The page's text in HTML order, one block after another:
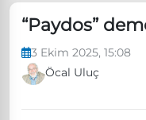
Özgür Özel,
Ünlü çift bir
“Paydos”
3 Ekim 2025, 15:08
Öcal Uluç